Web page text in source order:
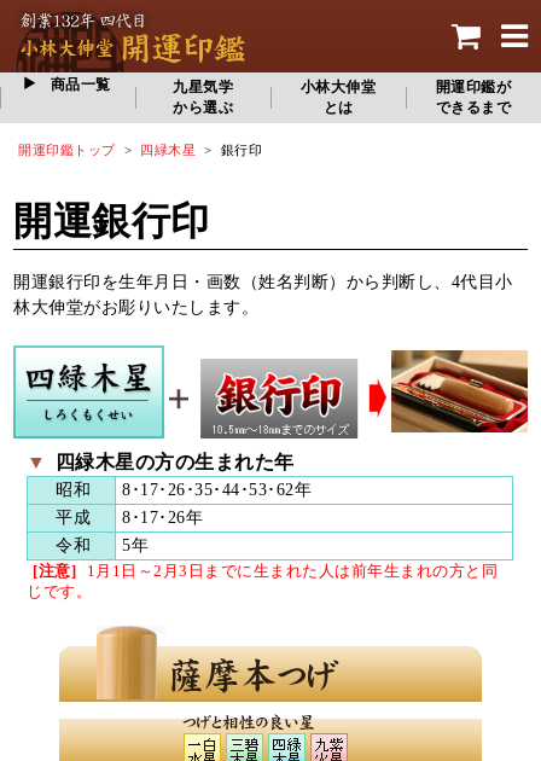
商品一覧
九星気学
から選ぶ
小林大伸堂
とは
開運印鑑が
できるまで
開運印鑑トップ> 四緑木星 > 銀行印
開運銀行印
開運銀行印を生年月日・画数（姓名判断）から判断し、4代目小
林大伸堂がお彫りいたします。
▼ 四緑木星の方の生まれた年
昭和
8･17･26･35･44･53･62年
平成
8･17･26年
令和
5年
[注意]
1月1日～2月3日までに生まれた人は前年生まれの方と同
じです。